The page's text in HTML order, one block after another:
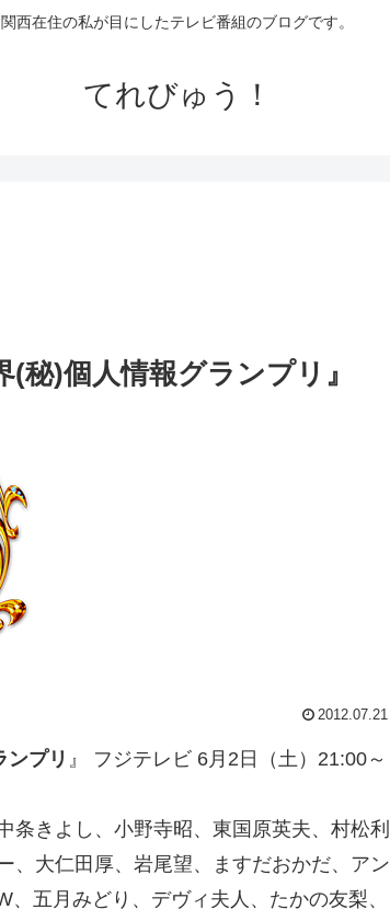
関西在住の私が目にしたテレビ番組のブログです。
てれびゅう！
秘)個人情報グランプリ』
2012.07.21
ンプリ 』 フジテレビ 6月2日（土）21:00～
条きよし、小野寺昭、東国原英夫、村松利
、大仁田厚、岩尾望、ますだおかだ、アン
五月みどり、デヴィ夫人、たかの友梨、